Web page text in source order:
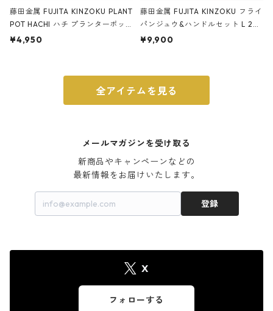
藤田金属 FUJITA KINZOKU PLANT
POT HACHI ハチ プランターポッ
ト 3号 ブラック
¥4,950
藤田金属 FUJITA KINZOKU フライ
パンジュウ&ハンドルセット L 24c
m ガス火・IH対応 鉄フライパン
¥9,900
全アイテムを見る
メールマガジンを受け取る
新商品やキャンペーンなどの
最新情報をお届けいたします。
登録
X
フォローする